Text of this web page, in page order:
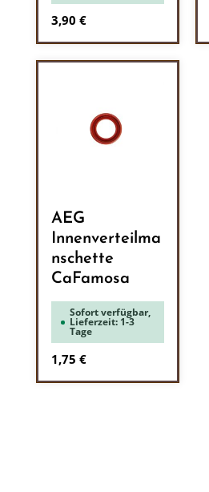
Regulärer Preis:
3,90 €
AEG
Innenverteilma
nschette
CaFamosa
Sofort verfügbar,
Lieferzeit: 1-3
Tage
Regulärer Preis:
1,75 €